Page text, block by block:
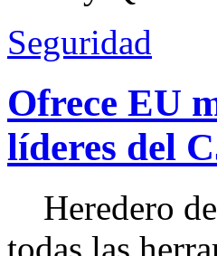
Seguridad
Ofrece EU
líderes del
Heredero
todas las